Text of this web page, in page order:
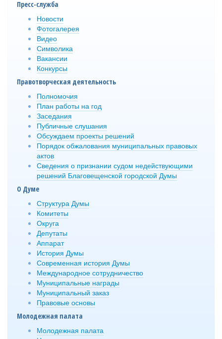
Пресс-служба
Новости
Фотогалерея
Видео
Символика
Вакансии
Конкурсы
Правотворческая деятельность
Полномочия
План работы на год
Заседания
Публичные слушания
Обсуждаем проекты решений
Порядок обжалования муниципальных правовых
актов
Сведения о признании судом недействующими
решений Благовещенской городской Думы
О Думе
Структура Думы
Комитеты
Округа
Депутаты
Аппарат
История Думы
Современная история Думы
Международное сотрудничество
Муниципальные награды
Муниципальный заказ
Правовые основы
Молодежная палата
Молодежная палата